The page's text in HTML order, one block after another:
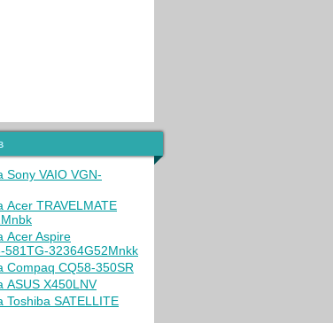
Sony VAIO VGN-
Acer TRAVELMATE
Acer Aspire
581TG-32364G52Mnkk
Compaq CQ58-350SR
ASUS X450LNV
Toshiba SATELLITE